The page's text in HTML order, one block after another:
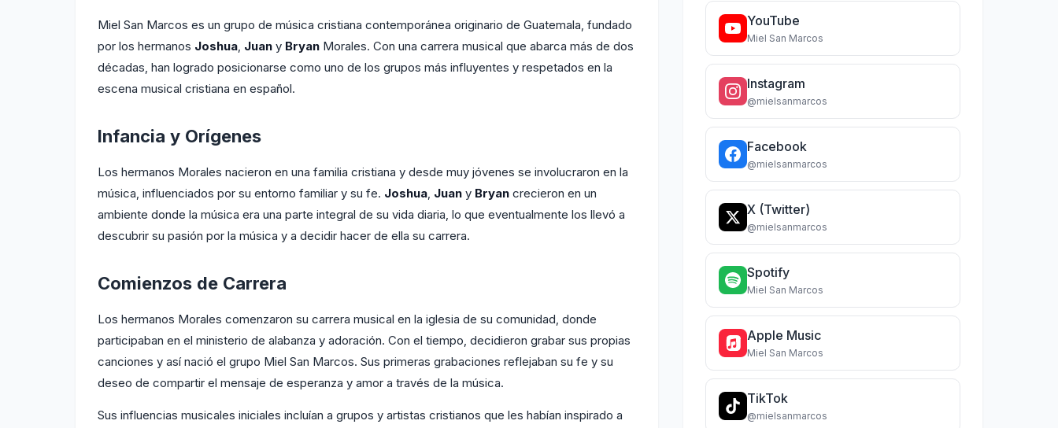
Miel San Marcos es un grupo de música cristiana contemporánea originario de Guatemala, fundado
por los hermanos Joshua, Juan y Bryan Morales. Con una carrera musical que abarca más de dos
décadas, han logrado posicionarse como uno de los grupos más influyentes y respetados en la
escena musical cristiana en español.
Infancia y Orígenes
Los hermanos Morales nacieron en una familia cristiana y desde muy jóvenes se involucraron en la
música, influenciados por su entorno familiar y su fe. Joshua, Juan y Bryan crecieron en un
ambiente donde la música era una parte integral de su vida diaria, lo que eventualmente los llevó a
descubrir su pasión por la música y a decidir hacer de ella su carrera.
Comienzos de Carrera
Los hermanos Morales comenzaron su carrera musical en la iglesia de su comunidad, donde
participaban en el ministerio de alabanza y adoración. Con el tiempo, decidieron grabar sus propias
canciones y así nació el grupo Miel San Marcos. Sus primeras grabaciones reflejaban su fe y su
deseo de compartir el mensaje de esperanza y amor a través de la música.
Sus influencias musicales iniciales incluían a grupos y artistas cristianos que les habían inspirado a
YouTube
Miel San Marcos
Instagram
@mielsanmarcos
Facebook
@mielsanmarcos
X (Twitter)
@mielsanmarcos
Spotify
Miel San Marcos
Apple Music
Miel San Marcos
TikTok
@mielsanmarcos